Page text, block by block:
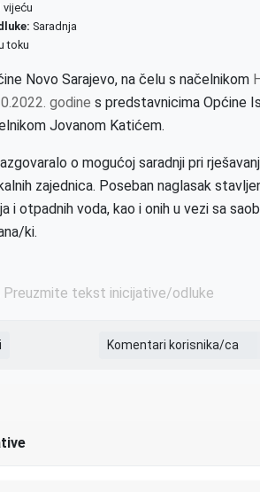
vijeću
Saradnja
toku
Novo Sarajevo, na čelu s načelnikom
godine s predstavnicima Općine
Jovanom Katićem.
o mogućoj saradnji pri
zajednica. Poseban naglasak
i otpadnih voda, kao i onih u vezi sa
ki.
Preuzmite tekst inicijative/odluke
Komentari korisnika/ca